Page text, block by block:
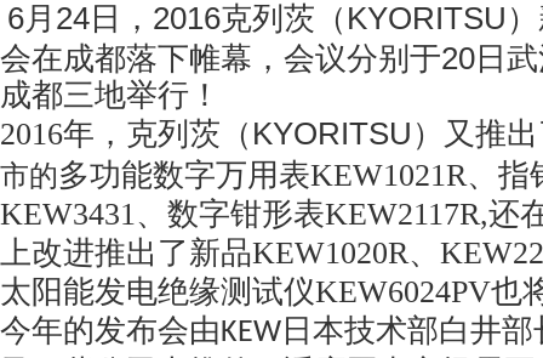
6月 24 日， 2016克列茨（ KYORITSU
会在成都落下帷幕，会议分别于20 日
成都三地举行！
2016年，克列茨（ KYORITSU ）又推
市的多功能数字万用表KEW1021R、指
KEW3431、数字钳形表KEW2117R,还
上改进推出了新品KEW1020R、
太阳能发电绝缘测试仪KEW6024PV也
今年的发布会由KEW 日本技术部白井